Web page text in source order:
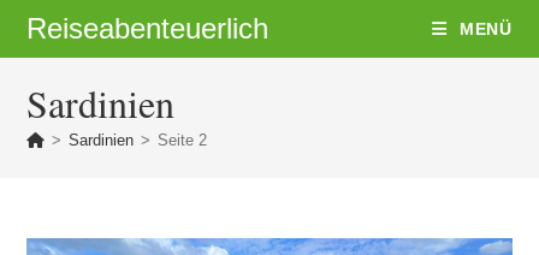
InhaltReiseabenteuerlich MENÜ
Sardinien
> Sardinien > Seite 2